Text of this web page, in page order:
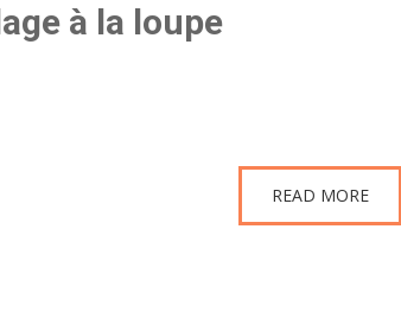
à la loupe
READ MORE